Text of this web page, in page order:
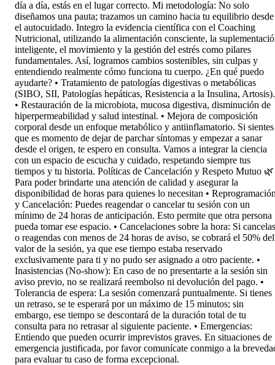
día a día, estás en el lugar correcto. Mi metodología: No solo
diseñamos una pauta; trazamos un camino hacia tu equilibrio desde
el autocuidado. Integro la evidencia científica con el Coaching
Nutricional, utilizando la alimentación consciente, la
inteligente, el movimiento y la gestión del estrés como pilares
fundamentales. Así, logramos cambios sostenibles, sin culpas y
entendiendo realmente cómo funciona tu cuerpo. ¿En qué puedo
ayudarte? • Tratamiento de patologías digestivas o metabólicas
(SIBO, SII, Patologías hepáticas, Resistencia a la Insulina, Artosis).
• Restauración de la microbiota, mucosa digestiva, disminución de
hiperpermeabilidad y salud intestinal. • Mejora de composición
corporal desde un enfoque metabólico y antiinflamatorio. Si sientes
que es momento de dejar de parchar síntomas y empezar a sanar
desde el origen, te espero en consulta. Vamos a integrar la ciencia
con un espacio de escucha y cuidado, respetando siempre tus
tiempos y tu historia. Políticas de Cancelación y Respeto Mutuo 🌿
Para poder brindarte una atención de calidad y asegurar la
disponibilidad de horas para quienes lo necesitan •
y Cancelación: Puedes reagendar o cancelar tu sesión con un
mínimo de 24 horas de anticipación. Esto permite que otra persona
pueda tomar ese espacio. • Cancelaciones sobre la hora: Si cancelas
o reagendas con menos de 24 horas de aviso, se cobrará el 50% del
valor de la sesión, ya que ese tiempo estaba reservado
exclusivamente para ti y no pudo ser asignado a otro paciente. •
Inasistencias (No-show): En caso de no presentarte a la sesión sin
aviso previo, no se realizará reembolso ni devolución del pago. •
Tolerancia de espera: La sesión comenzará puntualmente. Si tienes
un retraso, se te esperará por un máximo de 15 minutos; sin
embargo, ese tiempo se descontará de la duración total de tu
consulta para no retrasar al siguiente paciente. • Emergencias:
Entiendo que pueden ocurrir imprevistos graves. En situaciones de
emergencia justificada, por favor comunícate conmigo a la
para evaluar tu caso de forma excepcional.